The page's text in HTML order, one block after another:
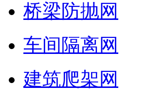
桥梁防抛网
车间隔离网
建筑爬架网